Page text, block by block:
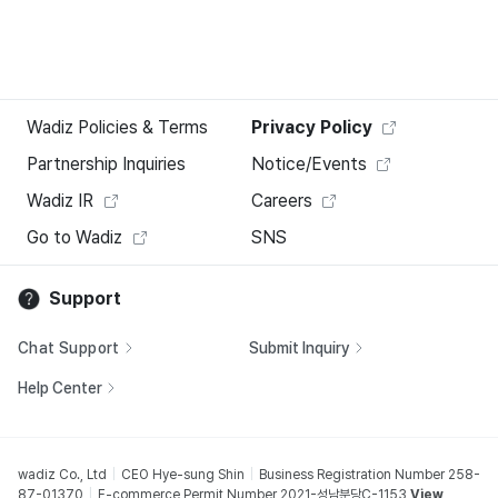
Wadiz Policies & Terms
Privacy Policy
Partnership Inquiries
Notice/Events
Wadiz IR
Careers
Go to Wadiz
SNS
Support
Chat Support Submit Inquiry
Help Center
wadiz Co., Ltd CEO Hye-sung Shin
Business Registration Number 258-